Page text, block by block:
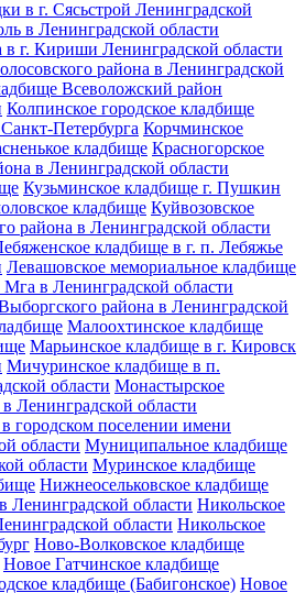
в г. Сясьстрой Ленинградской
в Ленинградской области
г. Кириши Ленинградской области
района в Ленинградской
Всеволожский район
Колпинское городское кладбище
Петербурга Корчминское
кладбище Красногорское
в Ленинградской области
Кузьминское кладбище г. Пушкин
кладбище Куйвозовское
района в Ленинградской области
кладбище в г. п. Лебяжье
Левашовское мемориальное кладбище
в Ленинградской области
района в Ленинградской
Малоохтинское кладбище
Марьинское кладбище в г. Кировск
Мичуринское кладбище в п.
области Монастырское
Ленинградской области
городском поселении имени
области Муниципальное кладбище
области Муринское кладбище
Нижнеосельковское кладбище
Ленинградской области Никольское
области Никольское
Ново-Волковское кладбище
Новое Гатчинское кладбище
кладбище (Бабигонское) Новое